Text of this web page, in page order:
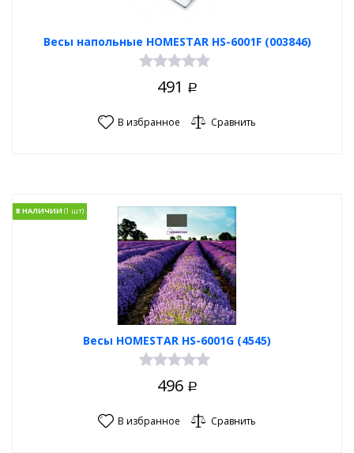
Весы напольные HOMESTAR HS-6001F (003846)
491 Р
В избранное Сравнить
Весы HOMESTAR HS-6001G (4545)
В НАЛИЧИИ
496 Р
В избранное Сравнить